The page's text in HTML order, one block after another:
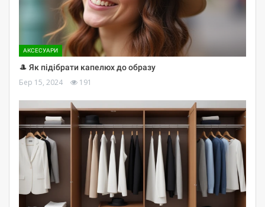
АКСЕСУАРИ
🎩 Як підібрати капелюх до образу
Бер 15, 2024 191